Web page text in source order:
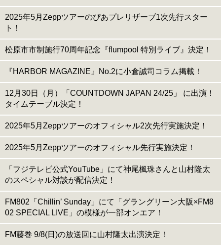
2025年5月Zeppツアーのぴあプレリザーブ1次先行スター
ト！
松原市市制施行70周年記念『flumpool 特別ライブ』決定！
『HARBOR MAGAZINE』No.2に小倉誠司コラム掲載！
12月30日（月）「COUNTDOWN JAPAN 24/25」 に出演！
タイムテーブル決定！
2025年5月Zeppツアーのオフィシャル2次先行実施決定！
2025年5月Zeppツアーのオフィシャル先行実施決定！
「フジテレビ公式YouTube」にて神尾楓珠さんと山村隆太
のスペシャル対談が配信決定！
FM802「Chillin’ Sunday」にて「グラングリーン大阪×FM8
02 SPECIAL LIVE」の模様が一部オンエア！
FM藤巻 9/8(日)の放送回に山村隆太出演決定！